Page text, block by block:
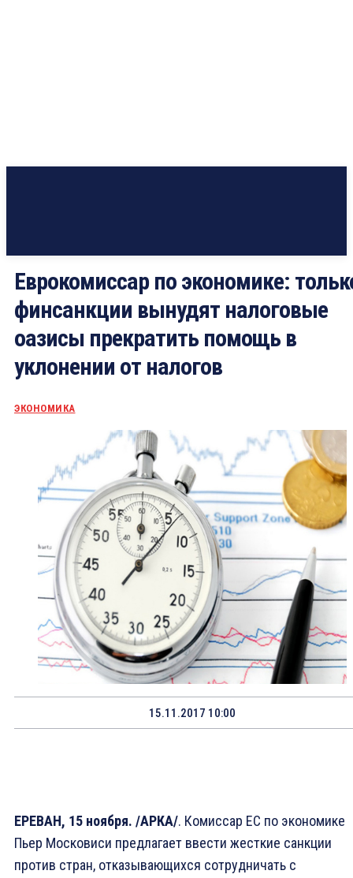
Еврокомиссар по экономике:
финсанкции вынудят налоговые
оазисы прекратить помощь в
уклонении от налогов
ЭКОНОМИКА
15.11.2017 10:00
ЕРЕВАН, 15 ноября. /АРКА/. Комиссар ЕС по экономике
Пьер Московиси предлагает ввести жесткие санкции
против стран, отказывающихся сотрудничать с